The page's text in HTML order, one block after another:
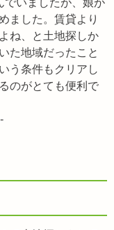
でいましたが、娘が
ました。賃貸より
ね、と土地探しか
た地域だったこと
う条件もクリアし
のがとても便利で